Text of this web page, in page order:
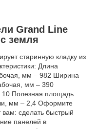
Grand Line
земля
старинную кладку из
Длина
мм – 982 Ширина
мм – 390
10 Полезная площадь
мм – 2,4 Оформите
сделать быстрый
панелей в